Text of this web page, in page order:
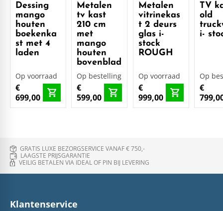
Dessing
mango
houten
boekenka
st met 4
laden
Op voorraad
€
699,00
Metalen
tv kast
210 cm
met
mango
houten
bovenblad
Op bestelling
€
599,00
Metalen
vitrinekas
t 2 deurs
glas i-
stock
ROUGH
Op voorraad
€
999,00
TV
old
i-
Op
€
GRATIS LUXE BEZORGSERVICE VANAF € 750,-
LAAGSTE PRIJSGARANTIE
VEILIG BETALEN VIA IDEAL OF PIN BIJ LEVERING
Klantenservice